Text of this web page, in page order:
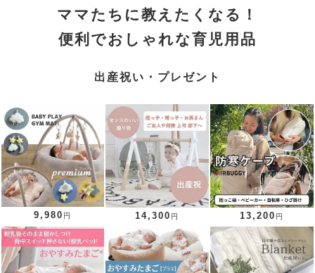
ママたちに教えたくなる！
便利でおしゃれな育児用品
出産祝い・プレゼント
9,980 円 14,300 円 13,200 円